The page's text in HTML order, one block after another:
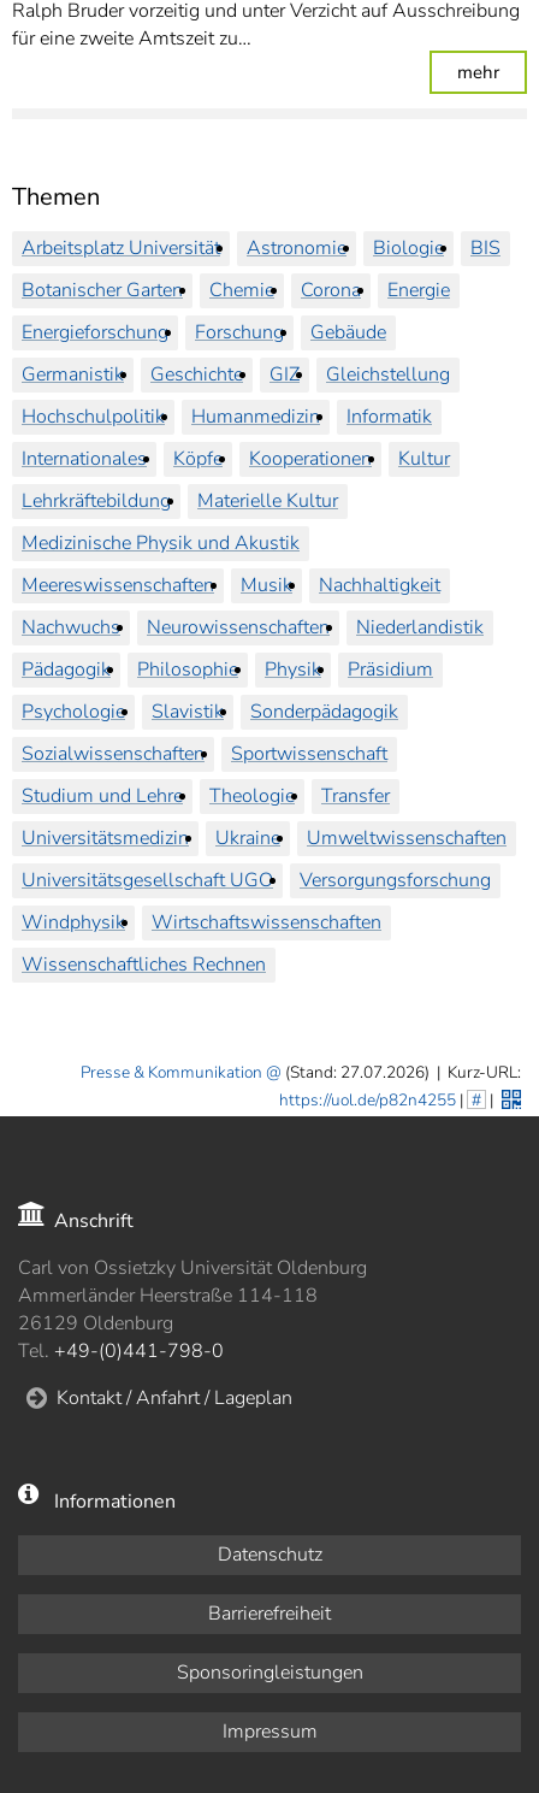
Themen
Arbeitsplatz Universität Astronomie Biologie
BIS
Botanischer Garten
Chemie Corona
Energie
Energieforschung
Forschung
Gebäude
Germanistik
Geschichte GIZ
Gleichstellung
Hochschulpolitik
Humanmedizin
Informatik
Internationales
Köpfe Kooperationen
Kultur
Lehrkräftebildung
Materielle Kultur
Medizinische Physik und Akustik
Meereswissenschaften
Musik
Nachhaltigkeit
Nachwuchs
Neurowissenschaften
Niederlandistik
Pädagogik
Philosophie Physik
Präsidium
Psychologie
Slavistik
Sonderpädagogik
Sozialwissenschaften
Sportwissenschaft
Studium und Lehre
Theologie
Transfer
Universitätsmedizin
Ukraine
Umweltwissenschaften
Universitätsgesellschaft UGO
Versorgungsforschung
Windphysik
Wirtschaftswissenschaften
Wissenschaftliches Rechnen
Ralph Bruder vorzeitig und unter Verzicht auf Ausschreibung
für eine zweite Amtszeit zu…
mehr:
Presse & Kommunikation (Stand: 27.07.2026) | Kurz-URL:
https://uol.de/p82n4255| # |
Anschrift
Carl von Ossietzky Universität Oldenburg
Ammerländer Heerstraße 114-118
26129 Oldenburg
Tel. +49-(0)441-798-0
Kontakt / Anfahrt / Lageplan
Informationen
Datenschutz
Barrierefreiheit
Sponsoringleistungen
Impressum